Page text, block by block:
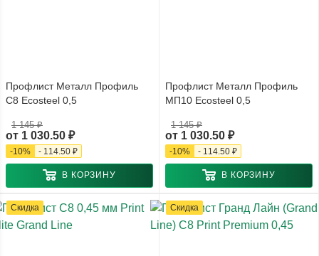
Профлист Металл Профиль
С8 Ecosteel 0,5
от 1 030.50 ₽
1 145 ₽
-10% - 114.50 ₽
В КОРЗИНУ
Профлист Металл Профиль
МП10 Ecosteel 0,5
от 1 030.50 ₽
1 145 ₽
-10% - 114.50 ₽
В КОРЗИНУ
Скидка Скидка